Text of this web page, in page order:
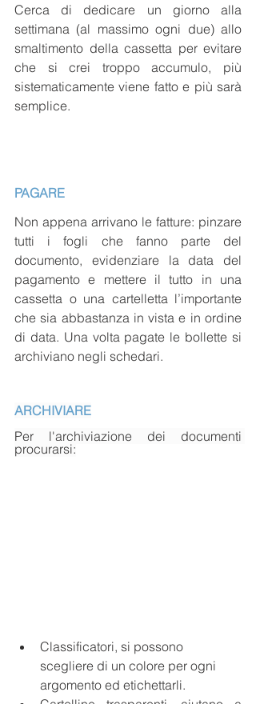
Cerca di dedicare un giorno alla
settimana (al massimo ogni due) allo
smaltimento della cassetta per evitare
che si crei troppo accumulo, più
sistematicamente viene fatto e più sarà
semplice.
PAGARE
Non appena arrivano le fatture: pinzare
tutti i fogli che fanno parte del
documento, evidenziare la data del
pagamento e mettere il tutto in una
cassetta o una cartelletta l’importante
che sia abbastanza in vista e in ordine
di data. Una volta pagate le bollette si
archiviano negli schedari.
ARCHIVIARE
Per l'archiviazione dei documenti
procurarsi:
Classificatori, si possono
scegliere di un colore per ogni
argomento ed etichettarli.